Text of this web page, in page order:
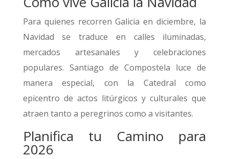
Para quienes recorren Galicia en diciembre, la
Navidad se traduce en calles iluminadas,
mercados artesanales y celebraciones
populares. Santiago de Compostela luce de
manera especial, con la Catedral como
epicentro de actos litúrgicos y culturales que
atraen tanto a peregrinos como a visitantes.
Planifica tu Camino para
2026